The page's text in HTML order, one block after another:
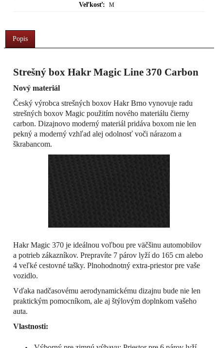
Veľkosť: M
Popis
Strešný box Hakr Magic Line 370 Carbon
Nový materiál
Český výrobca strešných boxov Hakr Brno vynovuje radu
strešných boxov Magic použitím nového materiálu čierny
carbon. Dizajnovo moderný materiál pridáva boxom nie len
pekný a moderný vzhľad alej odolnosť voči nárazom a
škrabancom.
Hakr Magic 370 je ideálnou voľbou pre väčšinu automobilov
a potrieb zákazníkov. Prepravíte 7 párov lyží do 165 cm alebo
4 veľké cestovné tašky. Plnohodnotný extra-priestor pre vaše
vozidlo.
Vďaka nadčasovému aerodynamickému dizajnu bude nie len
praktickým pomocníkom, ale aj štýlovým doplnkom vašeho
auta.
Vlastnosti: